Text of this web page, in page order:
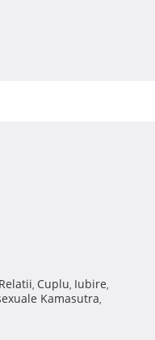
Relatii, Cuplu, Iubire,
Kamasutra,